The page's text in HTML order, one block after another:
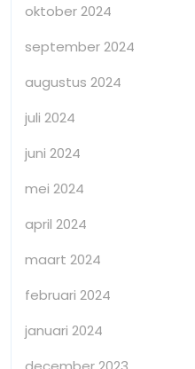
oktober 2024
september 2024
augustus 2024
juli 2024
juni 2024
mei 2024
april 2024
maart 2024
februari 2024
januari 2024